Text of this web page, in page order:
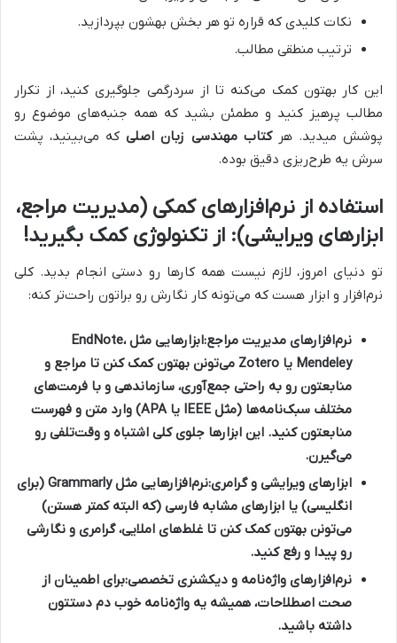
نکات کلیدی که قراره تو هر بخش بهشون بپردازید.
ترتیب منطقی مطالب.
این کار بهتون کمک می‌کنه تا از سردرگمی جلوگیری کنید، از تکرار
مطالب پرهیز کنید و مطمئن بشید که همه جنبه‌های موضوع رو
پوشش میدید. هرکتاب مهندسی زبان اصلیکه می‌بینید، پشت
سرش یه طرح‌ریزی دقیق بوده.
استفاده از نرم‌افزارهای کمکی (مدیریت مراجع،
ابزارهای ویرایشی): از تکنولوژی کمک بگیرید!
تو دنیای امروز، لازم نیست همه کارها رو دستی انجام بدید. کلی
نرم‌افزار و ابزار هست که می‌تونه کار نگارش رو براتون راحت‌تر کنه:
نرم‌افزارهای مدیریت مراجع:
ابزارهایی مثل EndNote،
Mendeley یا Zotero می‌تونن بهتون کمک کنن تا مراجع و
منابعتون رو به راحتی جمع‌آوری، سازماندهی و با فرمت‌های
مختلف سبک‌نامه‌ها (مثل IEEE یا APA) وارد متن و فهرست
منابعتون کنید. این ابزارها جلوی کلی اشتباه و وقت‌تلفی رو
می‌گیرن.
ابزارهای ویرایشی و گرامری:
نرم‌افزارهایی مثل Grammarly (برای
انگلیسی) یا ابزارهای مشابه فارسی (که البته کمتر هستن)
می‌تونن بهتون کمک کنن تا غلط‌های املایی، گرامری و نگارشی
رو پیدا و رفع کنید.
نرم‌افزارهای واژه‌نامه و دیکشنری تخصصی:برای اطمینان از
صحت اصطلاحات، همیشه یه واژه‌نامه خوب دم دستتون
داشته باشید.